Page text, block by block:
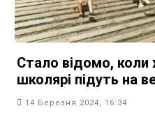
Стало відомо, коли
школярі підуть на
14 Березня 2024, 16:34